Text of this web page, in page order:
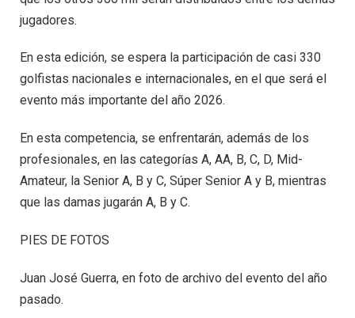
jugadores.
En esta edición, se espera la participación de casi 330
golfistas nacionales e internacionales, en el que será el
evento más importante del año 2026.
En esta competencia, se enfrentarán, además de los
profesionales, en las categorías A, AA, B, C, D, Mid-
Amateur, la Senior A, B y C, Súper Senior A y B, mientras
que las damas jugarán A, B y C.
PIES DE FOTOS
Juan José Guerra, en foto de archivo del evento del año
pasado.